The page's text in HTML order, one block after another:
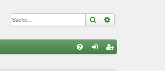
Suche